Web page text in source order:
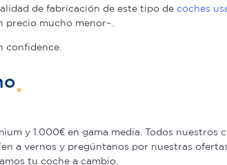
de fabricación de este tipo de coches
mucho menor–.
confidence.
y 1.000€ en gama media. Todos
a vernos y pregúntanos por nuestras
tu coche a cambio.